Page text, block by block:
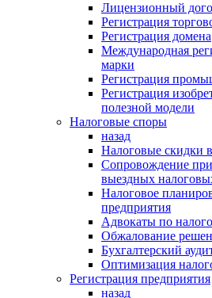
Лицензионный
Регистрация
Регистрация домена
Международная
марки
Регистрация
Регистрация
полезной модели
Налоговые споры
назад
Налоговые скидки
Сопровождение
выездных
Налоговое
предприятия
Адвокаты по
Обжалование
Бухгалтерский
Оптимизация
Регистрация предприятия
назад